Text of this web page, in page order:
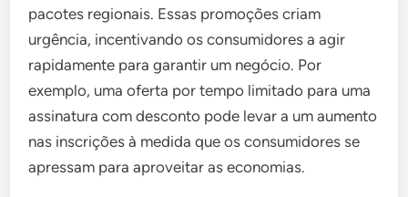
pacotes regionais. Essas promoções criam
urgência, incentivando os consumidores a agir
rapidamente para garantir um negócio. Por
exemplo, uma oferta por tempo limitado para uma
assinatura com desconto pode levar a um aumento
nas inscrições à medida que os consumidores se
apressam para aproveitar as economias.